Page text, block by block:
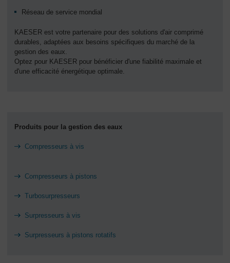
Réseau de service mondial
KAESER est votre partenaire pour des solutions d'air comprimé
durables, adaptées aux besoins spécifiques du marché de la
gestion des eaux.
Optez pour KAESER pour bénéficier d'une fiabilité maximale et
d'une efficacité énergétique optimale.
Produits pour la gestion des eaux
Compresseurs à vis
Compresseurs à pistons
Turbosurpresseurs
Surpresseurs à vis
Surpresseurs à pistons rotatifs